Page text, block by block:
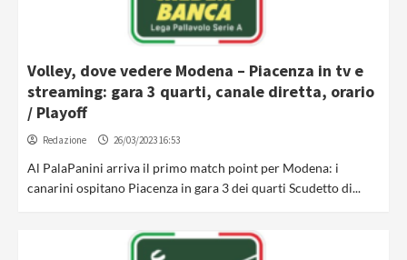
Volley, dove vedere Modena – Piacenza in tv e
streaming: gara 3 quarti, canale diretta, orario
/ Playoff
Redazione 26/03/2023 16:53
Al PalaPanini arriva il primo match point per Modena: i
canarini ospitano Piacenza in gara 3 dei quarti Scudetto di...